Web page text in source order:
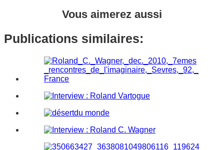
Vous aimerez aussi
Publications similaires: